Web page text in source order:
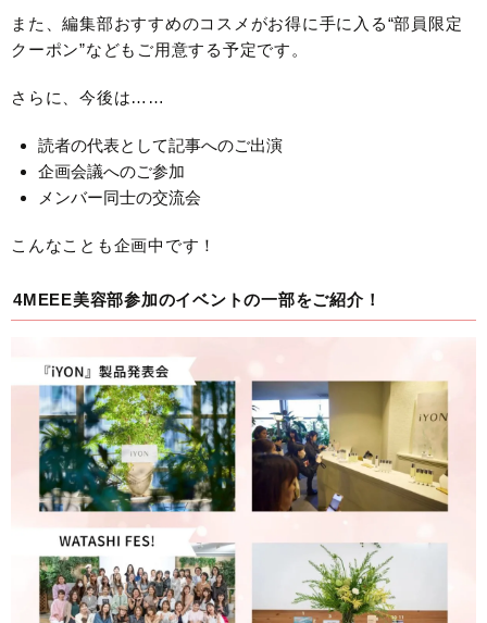
また、編集部おすすめのコスメがお得に手に入る“部員限定
クーポン”などもご用意する予定です。
さらに、今後は……
読者の代表として記事へのご出演
企画会議へのご参加
メンバー同士の交流会
こんなことも企画中です！
4MEEE美容部参加のイベントの一部をご紹介！